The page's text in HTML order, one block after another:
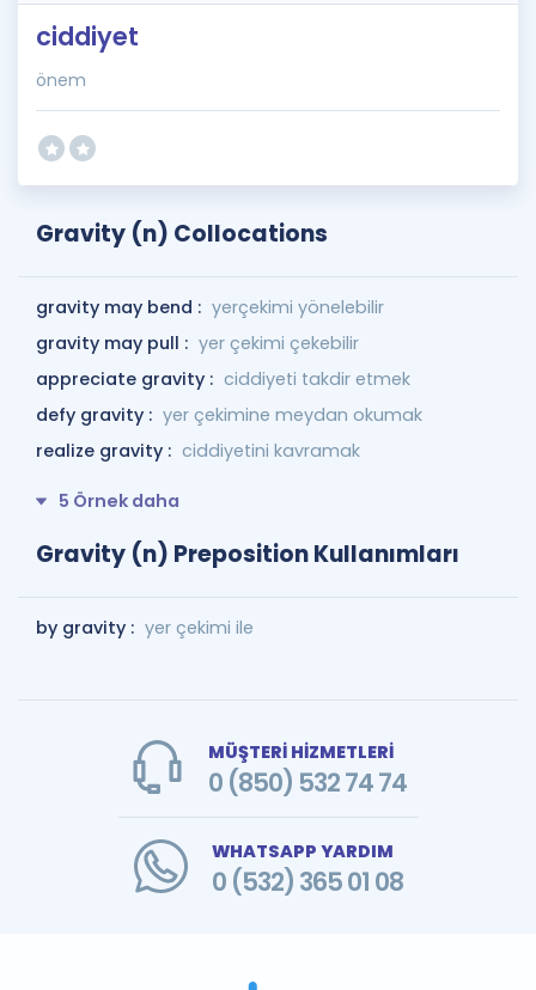
ciddiyet
önem
Gravity (n) Collocations
gravity may bend : yerçekimi yönelebilir
gravity may pull : yer çekimi çekebilir
appreciate gravity : ciddiyeti takdir etmek
defy gravity : yer çekimine meydan okumak
realize gravity : ciddiyetini kavramak
5 Örnek daha
Gravity (n) Preposition Kullanımları
by gravity : yer çekimi ile
MÜŞTERİ HİZMETLERİ
0 (850) 532 74 74
WHATSAPP YARDIM
0 (532) 365 01 08